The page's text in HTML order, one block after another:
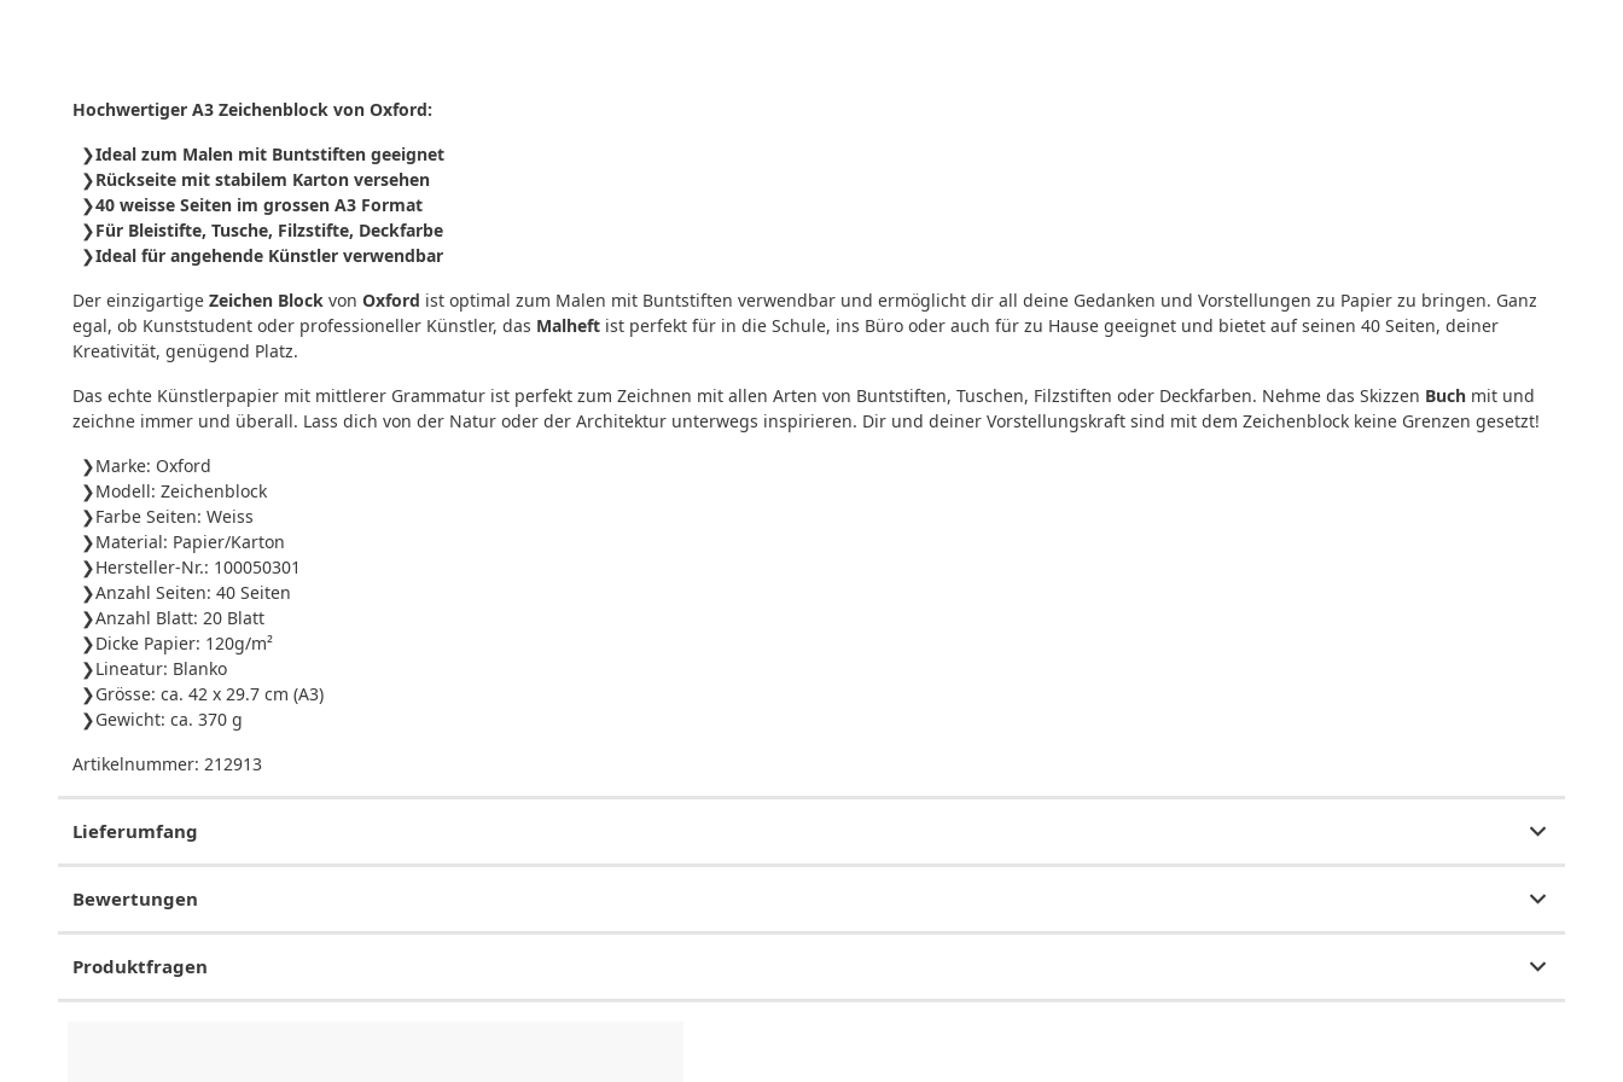
Hochwertiger A3 Zeichenblock von Oxford:
Ideal zum Malen mit Buntstiften geeignet
Rückseite mit stabilem Karton versehen
40 weisse Seiten im grossen A3 Format
Für Bleistifte, Tusche, Filzstifte, Deckfarbe
Ideal für angehende Künstler verwendbar
Der einzigartige Zeichen Block von Oxford ist optimal zum Malen mit Buntstiften verwendbar und ermöglicht dir all deine Gedanken und Vorstellungen zu Papier zu bringen. Ganz
egal, ob Kunststudent oder professioneller Künstler, das Malheft ist perfekt für in die Schule, ins Büro oder auch für zu Hause geeignet und bietet auf seinen 40 Seiten, deiner
Kreativität, genügend Platz.
Das echte Künstlerpapier mit mittlerer Grammatur ist perfekt zum Zeichnen mit allen Arten von Buntstiften, Tuschen, Filzstiften oder Deckfarben. Nehme das Skizzen Buch mit und
zeichne immer und überall. Lass dich von der Natur oder der Architektur unterwegs inspirieren. Dir und deiner Vorstellungskraft sind mit dem Zeichenblock keine Grenzen gesetzt!
Marke: Oxford
Modell: Zeichenblock
Farbe Seiten: Weiss
Material: Papier/Karton
Hersteller-Nr.: 100050301
Anzahl Seiten: 40 Seiten
Anzahl Blatt: 20 Blatt
Dicke Papier: 120g/m²
Lineatur: Blanko
Grösse: ca. 42 x 29.7 cm (A3)
Gewicht: ca. 370 g
Artikelnummer: 212913
Lieferumfang
Bewertungen
Produktfragen